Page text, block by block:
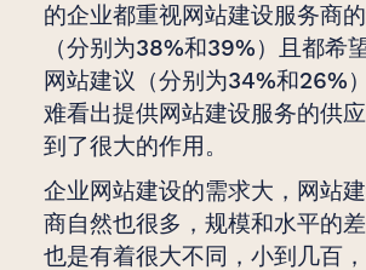
的企业都重视网站建设服务商
（分别为38%和39%）且都希
网站建议（分别为34%和26%
难看出提供网站建设服务的供
到了很大的作用。
企业网站建设的需求大，网站
商自然也很多，规模和水平的
也是有着很大不同，小到几百